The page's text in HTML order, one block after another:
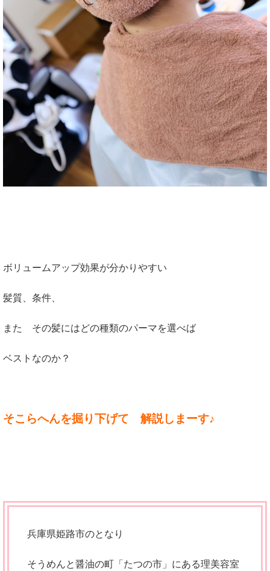
ボリュームアップ効果が分かりやすい
髪質、条件、
また その髪にはどの種類のパーマを選べば
ベストなのか？
そこらへんを掘り下げて 解説しまーす♪
兵庫県姫路市のとなり
そうめんと醤油の町「たつの市」にある理美容室